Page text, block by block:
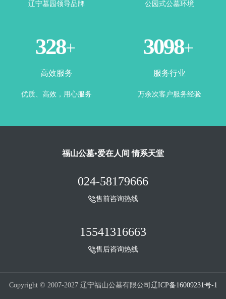
辽宁墓园领导品牌 公园式公墓环境
365+
高效服务
优质、高效，用心服务
3500+
服务行业
万余次客户服务经验
福山公墓•爱在人间 情系天堂
024-58179666
售前咨询热线
15541316663
售后咨询热线
Copyright © 2007-2027 辽宁福山公墓有限公司 辽ICP备16009231号-1